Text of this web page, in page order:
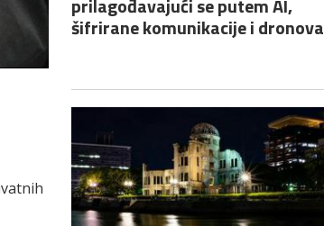
prilagođavajući se putem AI,
šifrirane komunikacije i dronova